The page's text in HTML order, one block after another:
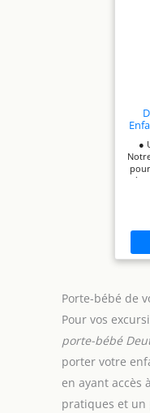
et
●
à 4
●
&
un
12
Porte-bébé de
Pour vos
porte-bébé
porter votre
en ayant accès
pratiques et un